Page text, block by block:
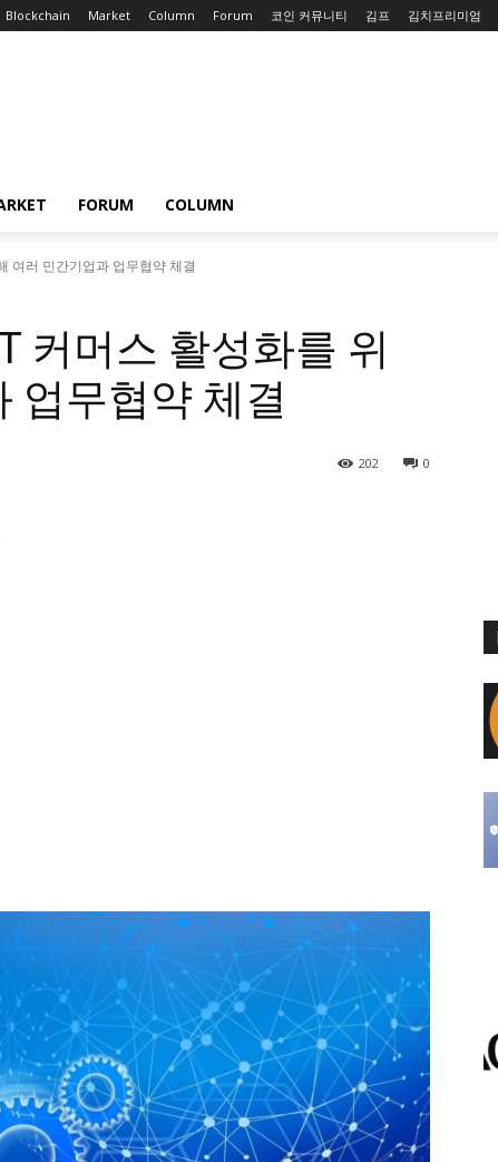
Blockchain Market Column Forum 코인 커뮤니티 김프 김치프리미엄
FORUM COLUMN
여러 민간기업과 업무협약 체결
커머스 활성화를 위
업무협약 체결
0
202